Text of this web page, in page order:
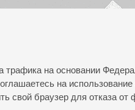
на основании
на
свой браузер для отказа от